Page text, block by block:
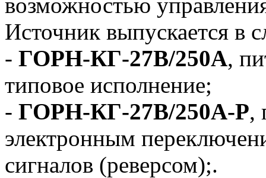
Источник выпускается
- ГОРН-КГ-27В/250А,
типовое исполнение;
- ГОРН-КГ-27В/250А-Р,
электронным
сигналов (реверсом);.